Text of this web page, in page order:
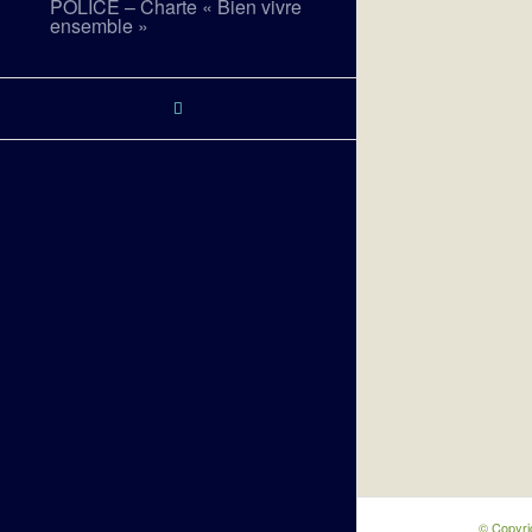
POLICE – Charte « Bien vivre
ensemble »
©